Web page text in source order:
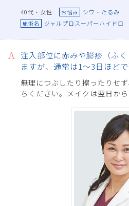
40代・女性 お悩み シワ・たるみ
施術名 ジャルプロスーパーハイドロ
注入部位に赤みや膨疹（ふ
ますが、通常は1〜3日ほどで
無理につぶしたり擦ったりせ
ちください。メイクは翌日から